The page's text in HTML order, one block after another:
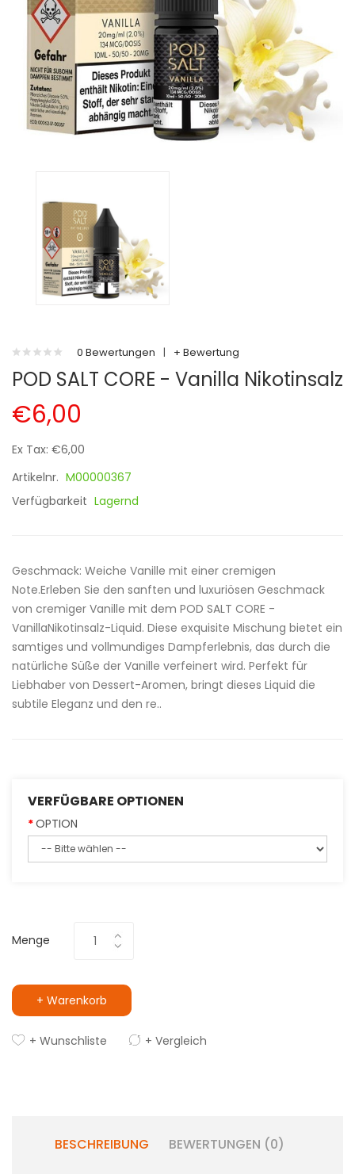
0 Bewertungen | + Bewertung
POD SALT CORE - Vanilla Nikotinsalz
€6,00
Ex Tax: €6,00
Artikelnr. M00000367
Verfügbarkeit Lagernd
Geschmack: Weiche Vanille mit einer cremigen
Note.Erleben Sie den sanften und luxuriösen Geschmack
von cremiger Vanille mit dem POD SALT CORE -
VanillaNikotinsalz-Liquid. Diese exquisite Mischung bietet ein
samtiges und vollmundiges Dampferlebnis, das durch die
natürliche Süße der Vanille verfeinert wird. Perfekt für
Liebhaber von Dessert-Aromen, bringt dieses Liquid die
subtile Eleganz und den re..
VERFÜGBARE OPTIONEN
OPTION
Menge
+ Warenkorb
+ Wunschliste + Vergleich
BESCHREIBUNG BEWERTUNGEN (0)